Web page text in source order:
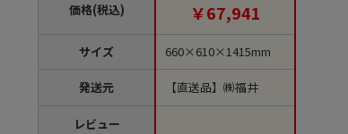
価格(税込)
サイズ
発送元
レビュー
￥67,941
660×610×1415mm
【直送品】㈱福井